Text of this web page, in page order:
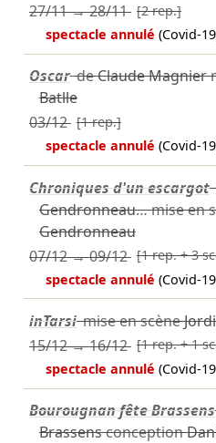
27/11→28/11 [2 rep.]
spectacle annulé(Covid-
OscardeClaude Magnier
Batlle
03/12 [1 rep.]
spectacle annulé(Covid-
Chroniques d'un escargot
Gendronneau… mise en
Gendronneau
07/12→09/12 [1 rep. + 3
spectacle annulé(Covid-
inTarsimise en scène
15/12→16/12 [1 rep. + 1
spectacle annulé(Covid-
Bourougnan fête Brassens
Brassensconception